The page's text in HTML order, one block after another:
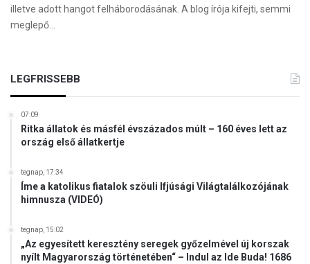
illetve adott hangot felháborodásának. A blog írója kifejti, semmi
meglepő…
LEGFRISSEBB
07:09
Ritka állatok és másfél évszázados múlt – 160 éves lett az
ország első állatkertje
tegnap, 17:34
Íme a katolikus fiatalok szöuli Ifjúsági Világtalálkozójának
himnusza (VIDEÓ)
tegnap, 15:02
„Az egyesített keresztény seregek győzelmével új korszak
nyílt Magyarország történetében“ – Indul az Ide Buda! 1686